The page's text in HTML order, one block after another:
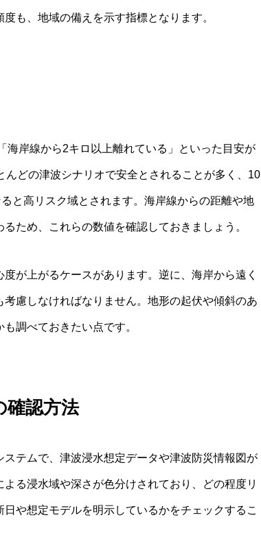
も、地域の備えを示す指標となります。
岸線から2キロ以上離れている」といった目安が
どの津波シナリオで安全とされることが多く、10
と高リスク域とされます。海岸線からの距離や地
ため、これらの数値を確認しておきましょう。
が上がるケースがあります。逆に、海岸から遠く
慮しなければなりません。地形の起伏や傾斜のあ
調べておきたい点です。
確認方法
テムで、津波浸水想定データや津波防災情報図が
る浸水域や深さが色分けされており、どの程度リ
や想定モデルを明示しているかをチェックするこ